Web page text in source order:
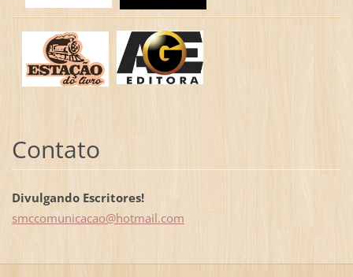
Contato
Divulgando Escritores!
smccomunicacao@hotmail.com